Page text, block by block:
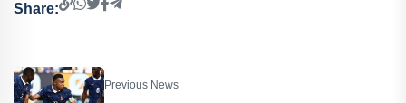
Share:
Previous News